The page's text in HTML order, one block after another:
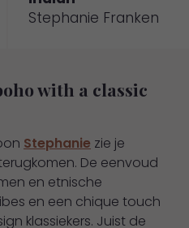
Naar
Werkaandemuur.
Stephanie Franken
Naar
with a classic
Stephanie zie je
De eenvoud
en etnische
en een chique touch
klassiekers. Juist de